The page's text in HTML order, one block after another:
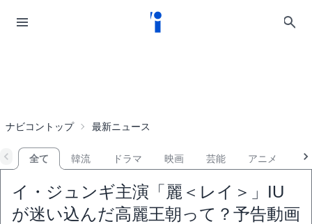
ナビコントップ 最新ニュース
全て 韓流 ドラマ 映画 芸能 アニメ
イ・ジュンギ主演「麗＜レイ＞」IU
が迷い込んだ高麗王朝って？予告動画